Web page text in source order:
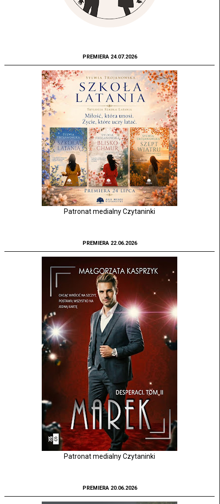
PREMIERA 24.07.2026
Patronat medialny Czytaninki
PREMIERA 22.06.2026
Patronat medialny Czytaninki
PREMIERA 20.06.2026